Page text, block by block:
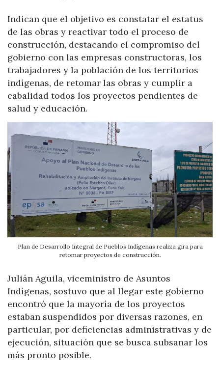
Indican que el objetivo es constatar el estatus
de las obras y reactivar todo el proceso de
construcción, destacando el compromiso del
gobierno con las empresas constructoras, los
trabajadores y la población de los territorios
indígenas, de retomar las obras y cumplir a
cabalidad todos los proyectos pendientes de
salud y educación.
Plan de Desarrollo Integral de Pueblos Indígenas realiza gira para
retomar proyectos de construcción.
Julián Aguila, viceministro de Asuntos
Indígenas, sostuvo que al llegar este gobierno
encontró que la mayoría de los proyectos
estaban suspendidos por diversas razones, en
particular, por deficiencias administrativas y de
ejecución, situación que se busca subsanar los
más pronto posible.